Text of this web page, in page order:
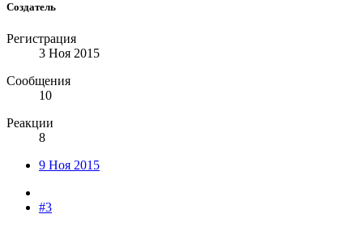
Создатель
Регистрация
3 Ноя 2015
Сообщения
10
Реакции
8
9 Ноя 2015
#3